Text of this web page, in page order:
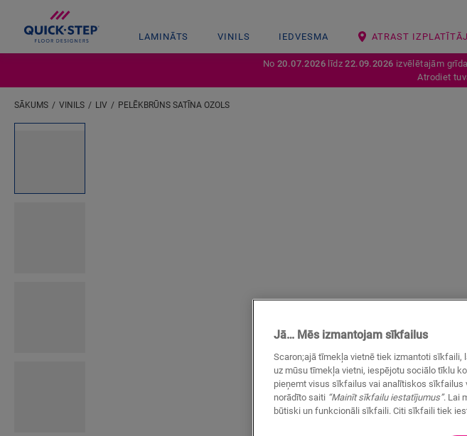
LAMINĀTS VINILS IEDVESMA ATRAST
No 20.07.2026līdz22.09.2026 izvēlētajām
Atrodiet
SĀKUMS VINILS LIV PELĒKBRŪNS SATĪNA OZOLS
Jā… Mēs izmantojam sīkfailus
Scaron;ajā tīmekļa vietnē tiek izmantoti sīkfaili,
uz mūsu tīmekļa vietni, iespējotu sociālo tīklu
pieņemt visus sīkfailus vai analītiskos
norādīto saiti “Mainīt sīkfailu iestatījumus”. Lai
būtiski un funkcionāli sīkfaili. Citi sīkfaili tiek